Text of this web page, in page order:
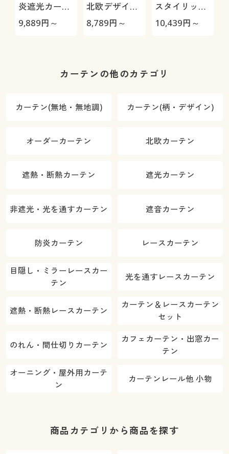
炎遮光カーテ
ン(日本の色を
9,889円～
北欧デザイン
防炎遮光カー
8,789円～
スタイリッシ
ュな生地感の
ル・モダン
10,439円～
カーテンの他のカテゴリ
カーテン(無地・無地調) カーテン(柄・デザイン)
オーダーカーテン 北欧カーテン
遮熱・断熱カーテン 遮光カーテン
非遮光・光を通すカーテン 遮音カーテン
防炎カーテン レースカーテン
目隠し・ミラーレースカー
テン
光を通すレースカーテン
遮熱・断熱レースカーテン
カーテン＆レースカーテン
セット
のれん・間仕切りカーテン
カフェカーテン・出窓カー
テン
オーニング・屋外用カーテ
ン
カーテンレール他 小物
商品カテゴリから商品を探す